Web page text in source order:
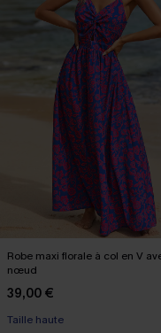
Robe maxi florale à col en V
nœud
39,00 €
Taille haute